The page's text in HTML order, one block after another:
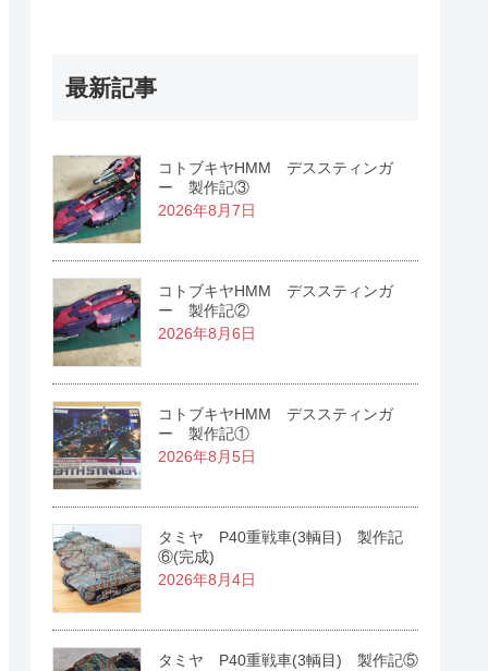
最新記事
コトブキヤHMM デススティンガ
ー 製作記③
2026年8月7日
コトブキヤHMM デススティンガ
ー 製作記②
2026年8月6日
コトブキヤHMM デススティンガ
ー 製作記①
2026年8月5日
タミヤ P40重戦車(3輌目) 製作記
⑥(完成)
2026年8月4日
タミヤ P40重戦車(3輌目) 製作記⑤